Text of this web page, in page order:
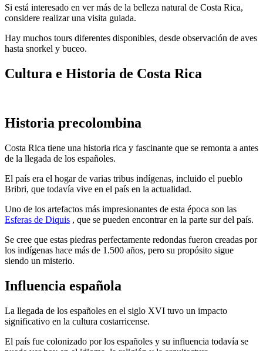
Si está interesado en ver más de la belleza natural de Costa Rica,
considere realizar una visita guiada.
Hay muchos tours diferentes disponibles, desde observación de aves
hasta snorkel y buceo.
Cultura e Historia de Costa Rica
Historia precolombina
Costa Rica tiene una historia rica y fascinante que se remonta a antes
de la llegada de los españoles.
El país era el hogar de varias tribus indígenas, incluido el pueblo
Bribri, que todavía vive en el país en la actualidad.
Uno de los artefactos más impresionantes de esta época son las
Esferas de Diquis , que se pueden encontrar en la parte sur del país.
Se cree que estas piedras perfectamente redondas fueron creadas por
los indígenas hace más de 1.500 años, pero su propósito sigue
siendo un misterio.
Influencia española
La llegada de los españoles en el siglo XVI tuvo un impacto
significativo en la cultura costarricense.
El país fue colonizado por los españoles y su influencia todavía se